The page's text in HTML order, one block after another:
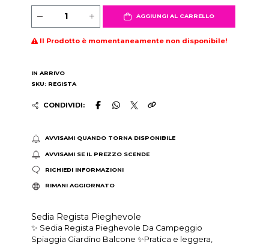
AGGIUNGI AL CARRELLO
Il Prodotto è momentaneamente non disponibile!
IN ARRIVO
SKU: REGISTA
CONDIVIDI:
AVVISAMI QUANDO TORNA DISPONIBILE
AVVISAMI SE IL PREZZO SCENDE
RICHIEDI INFORMAZIONI
RIMANI AGGIORNATO
Sedia Regista Pieghevole
✨ Sedia Regista Pieghevole Da Campeggio
Spiaggia Giardino Balcone ✨Pratica e leggera,